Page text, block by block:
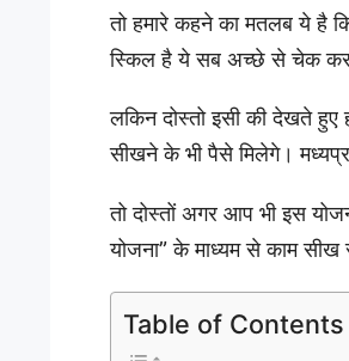
तो हमारे कहने का मतलब ये है
स्किल है ये सब अच्छे से चेक
लकिन दोस्तो इसी की देखते हुए
सीखने के भी पैसे मिलेगे।
तो दोस्तों अगर आप भी इस
योजना” के माध्यम से काम
Table of Contents